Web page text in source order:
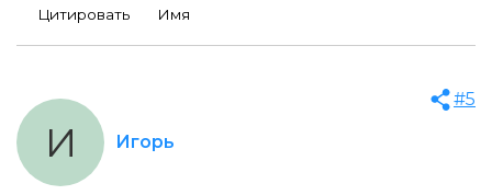
Цитировать Имя
Игорь
И
#5